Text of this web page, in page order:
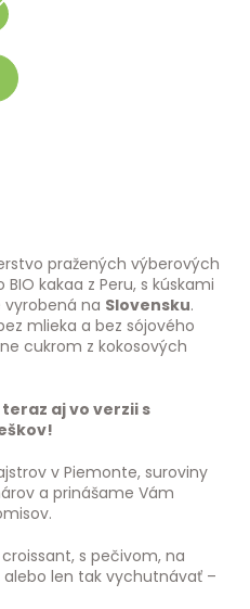
pražených výberových
kakaa z Peru, s kúskami
na Slovensku.
mlieka a bez sójového
cukrom z kokosových
aj vo verzii s
v Piemonte, suroviny
a prinášame Vám
s pečivom, na
len tak vychutnávať –